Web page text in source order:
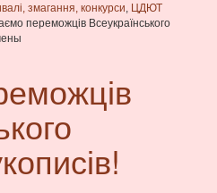
змагання, конкурси, ЦДЮТ
переможців Всеукраїнського